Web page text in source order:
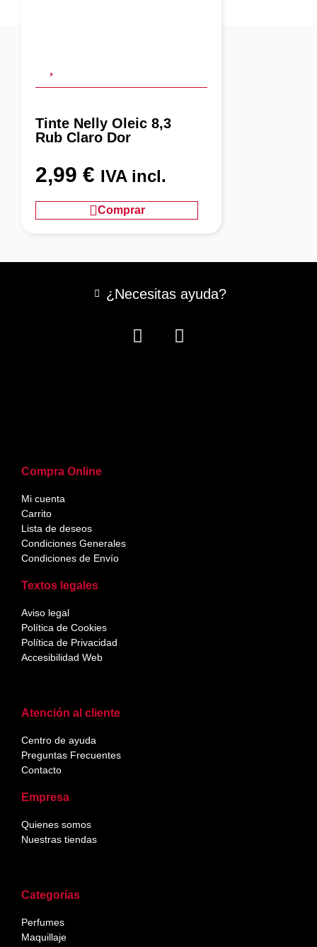
Tinte Nelly Oleic 8,3
Rub Claro Dor
2,99 € IVA incl.
Comprar
Categorías
Perfumes
Maquillaje
Atención al cliente
Centro de ayuda
Preguntas Frecuentes
Contacto
Empresa
Quienes somos
Nuestras tiendas
Compra Online
Mi cuenta
Carrito
Lista de deseos
Condiciones Generales
Condiciones de Envío
Textos legales
Aviso legal
Política de Cookies
Política de Privacidad
Accesibilidad Web
¿Necesitas ayuda?